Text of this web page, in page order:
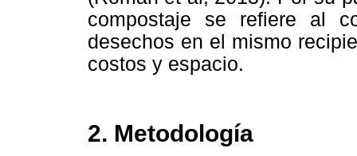
compostaje se refiere al
desechos en el mismo
costos y espacio.
2. Metodología